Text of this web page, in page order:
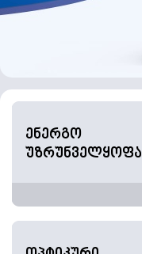
ენერგო
უზრუნველყოფა